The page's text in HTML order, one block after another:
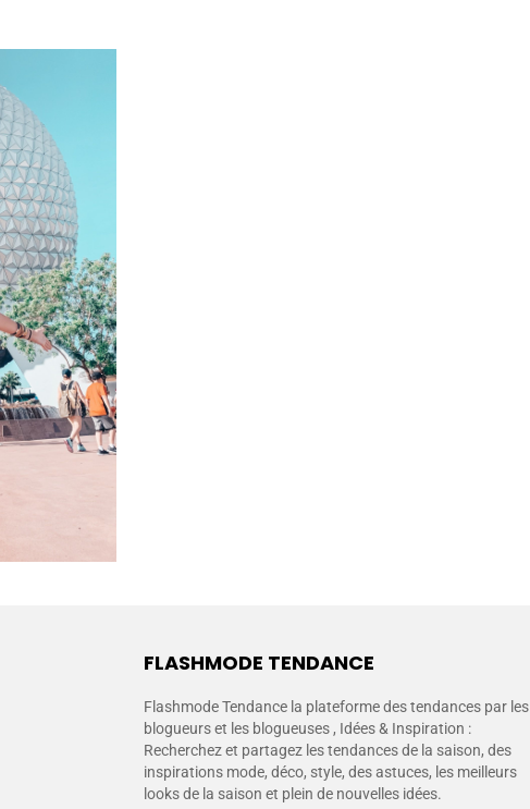
FLASHMODE TENDANCE
Flashmode Tendance la plateforme des tendances par les
blogueurs et les blogueuses , Idées & Inspiration :
Recherchez et partagez les tendances de la saison, des
inspirations mode, déco, style, des astuces, les meilleurs
looks de la saison et plein de nouvelles idées.